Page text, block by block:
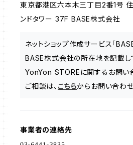
東京都港区六本木三丁目2番1号
ンドタワー 37F BASE株式会社
ネットショップ作成サービス「
BASE株式会社の所在地を記載し
YonYon STOREに関するお問い
ご相談は、 こちらからお問い合わせ
事業者の連絡先